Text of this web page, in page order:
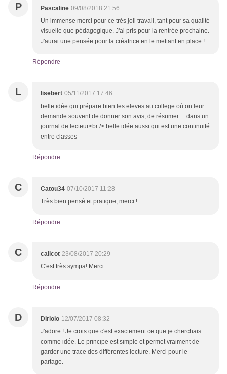
P Pascaline 09/08/2018 21:56
Un immense merci pour ce très joli travail, tant pour sa qualité
visuelle que pédagogique. J'ai pris pour la rentrée prochaine.
J'aurai une pensée pour la créatrice en le mettant en place !
Répondre
L lisebert 05/11/2017 17:46
belle idée qui prépare bien les eleves au college où on leur
demande souvent de donner son avis, de résumer ... dans un
journal de lecteur<br /> belle idée aussi qui est une continuité
entre classes
Répondre
C Catou34 07/10/2017 11:28
Très bien pensé et pratique, merci !
Répondre
C calicot 23/08/2017 20:29
C'est très sympa! Merci
Répondre
D Dirlolo 12/07/2017 08:32
J'adore ! Je crois que c'est exactement ce que je cherchais
comme idée. Le principe est simple et permet vraiment de
garder une trace des différentes lecture. Merci pour le
partage.